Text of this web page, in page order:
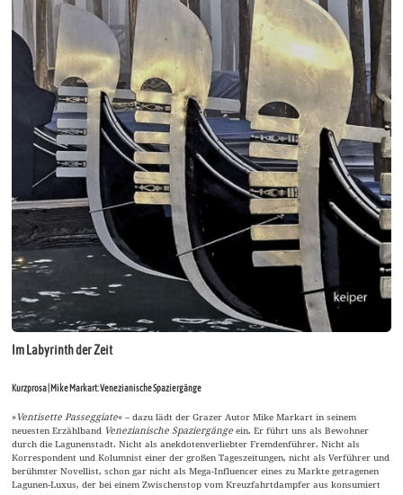
Im Labyrinth der Zeit
Kurzprosa | Mike Markart: Venezianische Spaziergänge
»Ventisette Passeggiate« – dazu lädt der Grazer Autor Mike Markart in seinem
neuesten Erzählband Venezianische Spaziergänge ein. Er führt uns als Bewohner
durch die Lagunenstadt. Nicht als anekdotenverliebter Fremdenführer. Nicht als
Korrespondent und Kolumnist einer der großen Tageszeitungen, nicht als Verführer und
berühmter Novellist, schon gar nicht als Mega-Influencer eines zu Markte getragenen
Lagunen-Luxus, der bei einem Zwischenstop vom Kreuzfahrtdampfer aus konsumiert